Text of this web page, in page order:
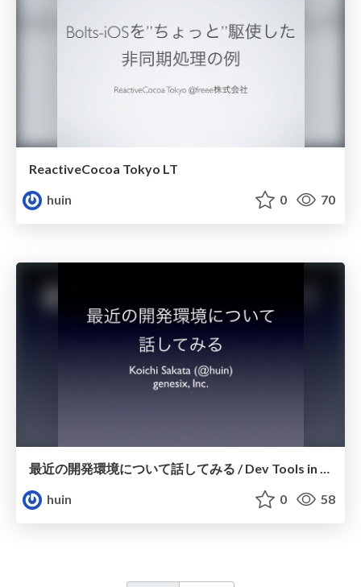
ReactiveCocoa Tokyo LT
huin
0 70
最近の開発環境について話してみる / Dev Tools in Days
huin
0 58